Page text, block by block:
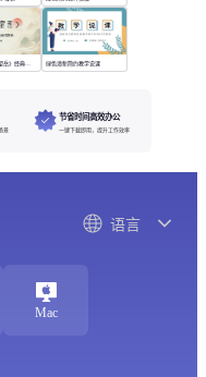
墨绿色中国风《望岳》经典诗词欣赏 绿色清新简约教学说课
景
节省时间高效办公
一键下载即用，提升工作效率
语言
Mac